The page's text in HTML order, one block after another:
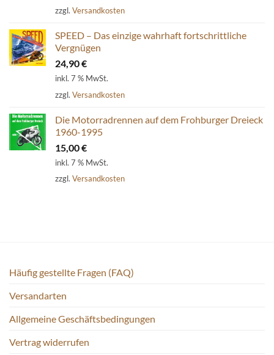
zzgl. Versandkosten
SPEED – Das einzige wahrhaft fortschrittliche
Vergnügen
24,90€
inkl. 7 % MwSt.
zzgl. Versandkosten
Die Motorradrennen auf dem Frohburger Dreieck
1960-1995
15,00€
inkl. 7 % MwSt.
zzgl. Versandkosten
Häufig gestellte Fragen (FAQ)
Versandarten
Allgemeine Geschäftsbedingungen
Vertrag widerrufen